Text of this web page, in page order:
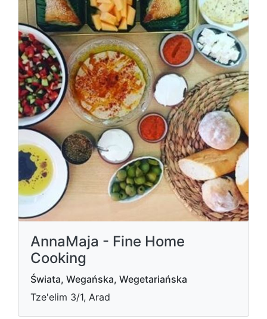
AnnaMaja - Fine Home
Cooking
Świata, Wegańska, Wegetariańska
Tze'elim 3/1, Arad